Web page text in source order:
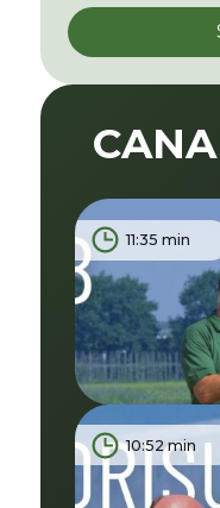
11:35 min
10:52 min